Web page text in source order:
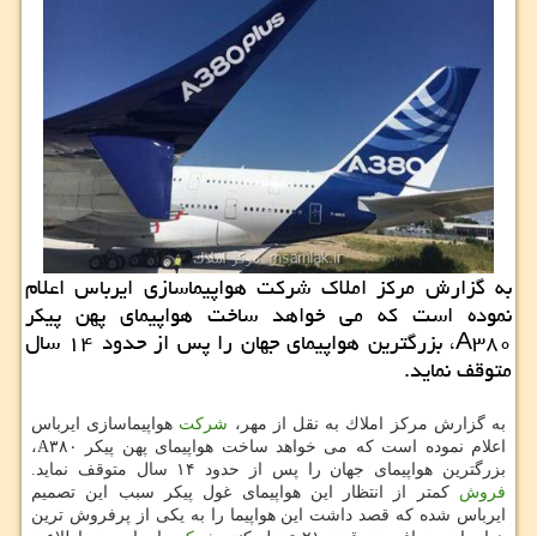
به گزارش مركز املاك شركت هواپیماسازی ایرباس اعلام
نموده است كه می خواهد ساخت هواپیمای پهن پیكر
A۳۸۰، بزرگترین هواپیمای جهان را پس از حدود ۱۴ سال
متوقف نماید.
به گزارش مركز املاك به نقل از مهر، شركت هواپیماسازی ایرباس
اعلام نموده است كه می خواهد ساخت هواپیمای پهن پیكر A۳۸۰،
بزرگترین هواپیمای جهان را پس از حدود ۱۴ سال متوقف نماید.
فروش كمتر از انتظار این هواپیمای غول پیكر سبب این تصمیم
ایرباس شده كه قصد داشت این هواپیما را به یكی از پرفروش ترین